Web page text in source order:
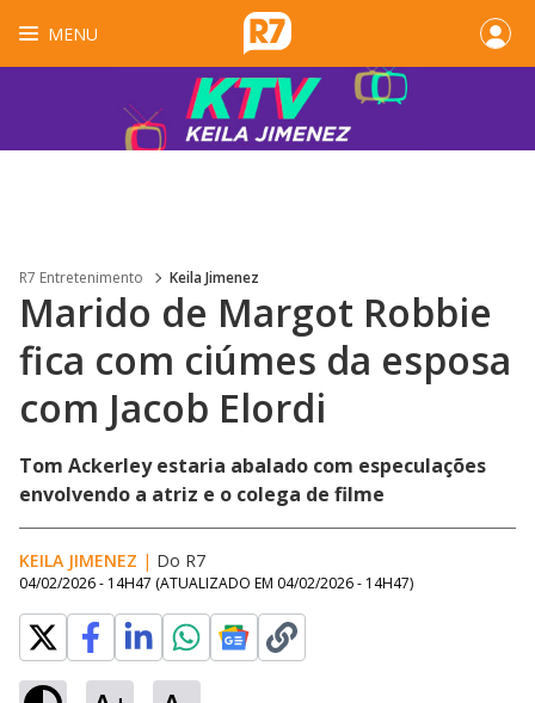
MENU
R7 Entretenimento Keila Jimenez
Marido de Margot Robbie
fica com ciúmes da esposa
com Jacob Elordi
Tom Ackerley estaria abalado com especulações
envolvendo a atriz e o colega de filme
KEILA JIMENEZ | Do R7
04/02/2026 - 14H47 (ATUALIZADO EM 04/02/2026 - 14H47)